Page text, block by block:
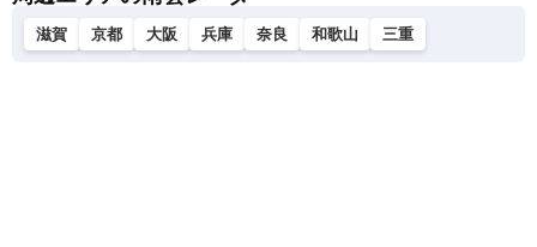
滋賀 京都 大阪 兵庫 奈良 和歌山 三重